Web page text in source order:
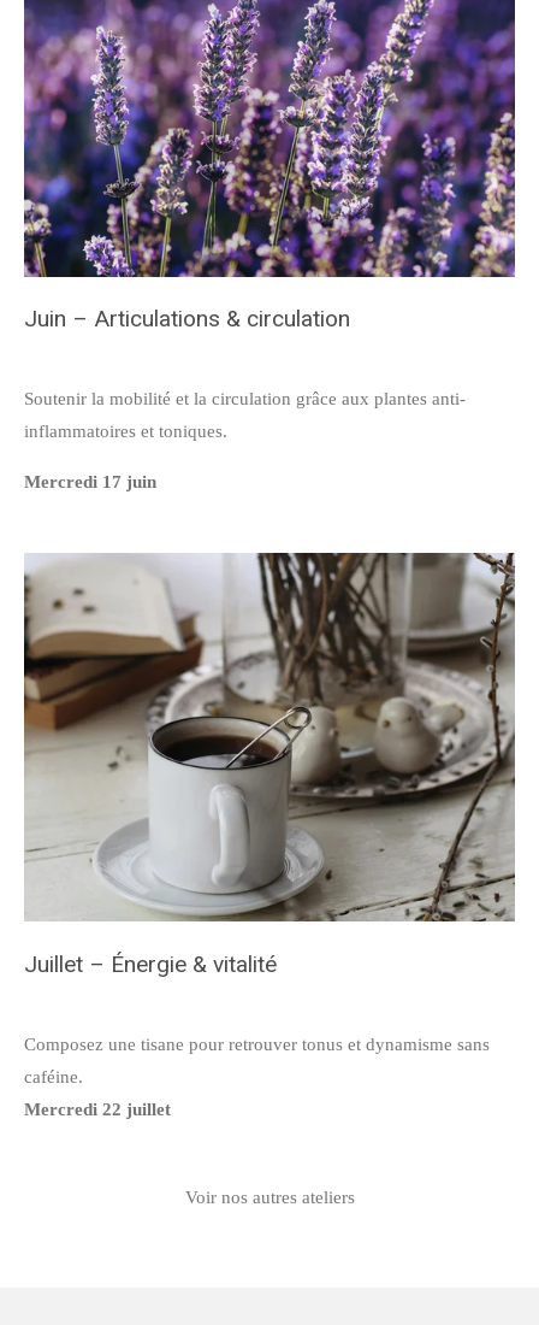
Juin – Articulations & circulation
Soutenir la mobilité et la circulation grâce aux plantes anti-
inflammatoires et toniques.
Mercredi 17 juin
Juillet – Énergie & vitalité
Composez une tisane pour retrouver tonus et dynamisme sans
caféine.
Mercredi 22 juillet
Voir nos autres ateliers